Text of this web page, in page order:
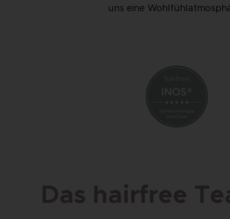
uns eine
Das hairfree